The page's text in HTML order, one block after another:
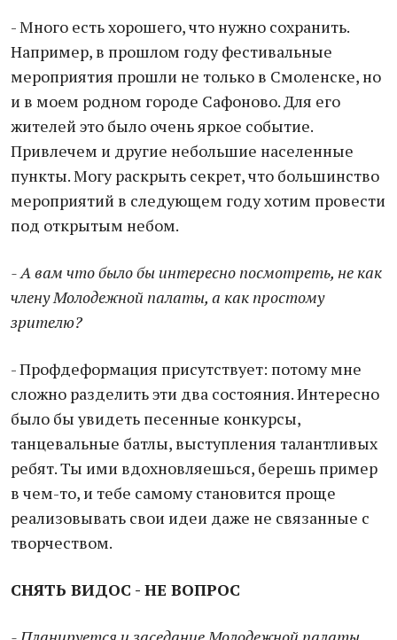
- Много есть хорошего, что нужно сохранить.
Например, в прошлом году фестивальные
мероприятия прошли не только в Смоленске, но
и в моем родном городе Сафоново. Для его
жителей это было очень яркое событие.
Привлечем и другие небольшие населенные
пункты. Могу раскрыть секрет, что большинство
мероприятий в следующем году хотим провести
под открытым небом.
- А вам что было бы интересно посмотреть, не как
члену Молодежной палаты, а как простому
зрителю?
- Профдеформация присутствует: потому мне
сложно разделить эти два состояния. Интересно
было бы увидеть песенные конкурсы,
танцевальные батлы, выступления талантливых
ребят. Ты ими вдохновляешься, берешь пример
в чем-то, и тебе самому становится проще
реализовывать свои идеи даже не связанные с
творчеством.
СНЯТЬ ВИДОС - НЕ ВОПРОС